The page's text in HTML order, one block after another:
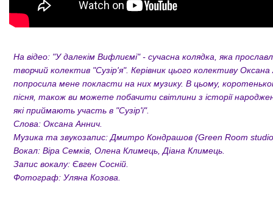
На відео: "У далекім Вифлиємі" - сучасна колядка, яка
творчий колектив "Сузір'я". Керівник цього колективу
попросила мене покласти на них музику. В цьому,
пісня, також ви можете побачити світлини з історії
які приймають участь в "Сузір'ї".
Слова: Оксана Аннич.
Музика та звукозапис: Дмитро Кондрашов (Green Room
Вокал: Віра Семків, Олена Климець, Діана Климець.
Запис вокалу: Євген Сосній.
Фотограф: Уляна Козова.